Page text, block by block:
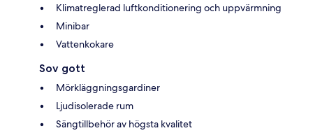
Klimatreglerad luftkonditionering och uppvärmning
Minibar
Vattenkokare
Sov gott
Mörkläggningsgardiner
Ljudisolerade rum
Sängtillbehör av högsta kvalitet